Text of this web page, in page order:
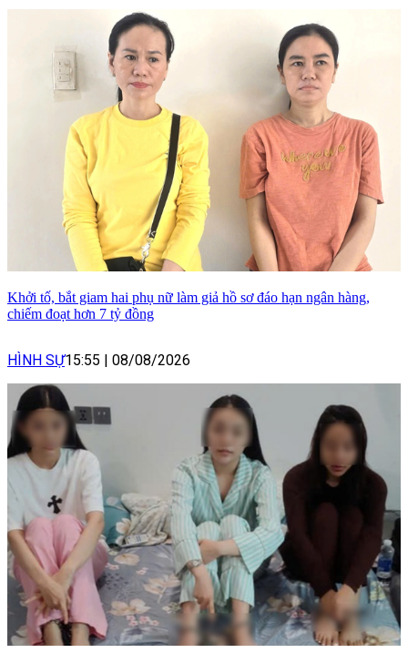
Khởi tố, bắt giam hai phụ nữ làm giả hồ sơ đáo hạn ngân hàng,
chiếm đoạt hơn 7 tỷ đồng
HÌNH SỰ15:55 08/08/2026